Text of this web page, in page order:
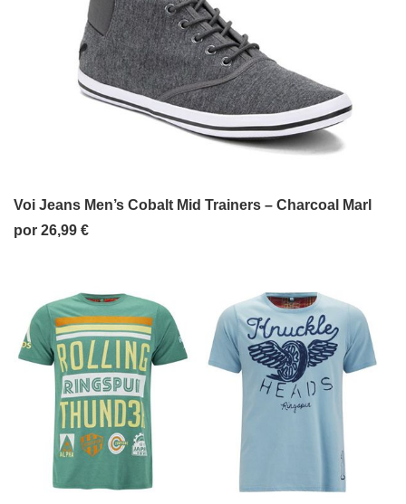
Voi Jeans Men’s Cobalt Mid Trainers – Charcoal Marl
por 26,99 €